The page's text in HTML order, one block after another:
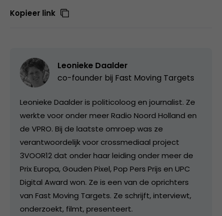
Kopieer link
Leonieke Daalder
co-founder bij Fast Moving Targets
Leonieke Daalder is politicoloog en journalist. Ze
werkte voor onder meer Radio Noord Holland en
de VPRO. Bij de laatste omroep was ze
verantwoordelijk voor crossmediaal project
3VOOR12 dat onder haar leiding onder meer de
Prix Europa, Gouden Pixel, Pop Pers Prijs en UPC
Digital Award won. Ze is een van de oprichters
van Fast Moving Targets. Ze schrijft, interviewt,
onderzoekt, filmt, presenteert.